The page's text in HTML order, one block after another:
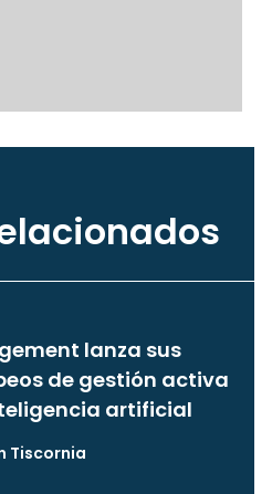
lanza sus
de gestión activa
artificial
Tiscornia